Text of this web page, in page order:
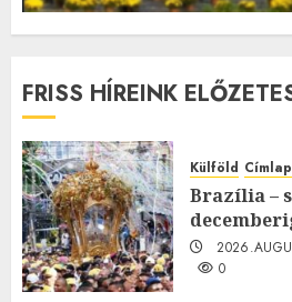
FRISS HÍREINK
Külföld Címlap
Brazília –
0